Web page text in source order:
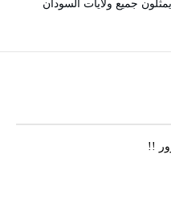
يمثلون جميع ولايات السودان
!!